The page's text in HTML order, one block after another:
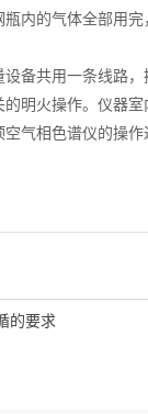
的气体全部用完
共用一条线路，
火操作。仪器室
相色谱仪的操作
的要求